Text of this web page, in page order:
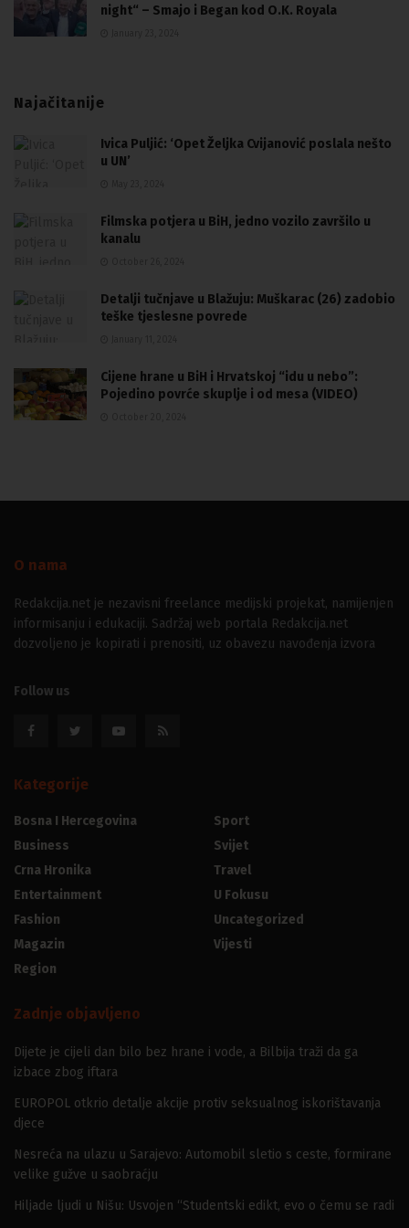
night“ – Smajo i Began kod O.K. Royala
Najačitanije
Ivica Puljić: ‘Opet Željka Cvijanović poslala nešto
u UN’
Filmska potjera u BiH, jedno vozilo završilo u
kanalu
Detalji tučnjave u Blažuju: Muškarac (26) zadobio
teške tjeslesne povrede
Cijene hrane u BiH i Hrvatskoj “idu u nebo”:
Pojedino povrće skuplje i od mesa (VIDEO)
O nama
Redakcija.net je nezavisni freelance medijski projekat, namijenjen
informisanju i edukaciji. Sadržaj web portala Redakcija.net
dozvoljeno je kopirati i prenositi, uz obavezu navođenja izvora
Follow us
Kategorije
Bosna I Hercegovina
Business
Crna Hronika
Entertainment
Fashion
Magazin
Region
Sport
Svijet
Travel
U Fokusu
Uncategorized
Vijesti
Zadnje objavljeno
Dijete je cijeli dan bilo bez hrane i vode, a Bilbija traži da ga
izbace zbog iftara
EUROPOL otkrio detalje akcije protiv seksualnog iskorištavanja
djece
Nesreća na ulazu u Sarajevo: Automobil sletio s ceste, formirane
velike gužve u saobraćju
Hiljade ljudi u Nišu: Usvojen “Studentski edikt, evo o čemu se radi